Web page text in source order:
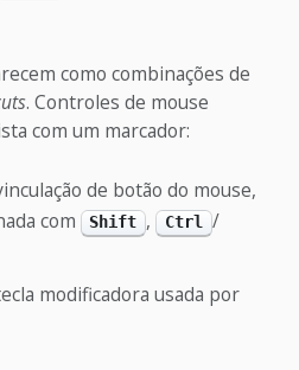
como combinações de
. Controles de mouse
com um marcador:
de botão do mouse,
com
Shift , Ctrl /
modificadora usada por